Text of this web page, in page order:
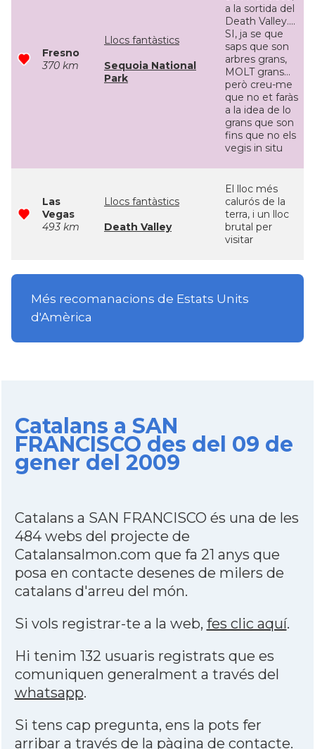
Fresno
370 km
Llocs fantàstics
Sequoia National
Park
a la sortida del
Death Valley....
SI, ja se que
saps que son
arbres grans,
MOLT grans...
però creu-me
que no et faràs
a la idea de lo
grans que son
fins que no els
vegis in situ
Las
Vegas
493 km
Llocs fantàstics
Death Valley
El lloc més
calurós de la
terra, i un lloc
brutal per
visitar
Més recomanacions de Estats Units
d'Amèrica
Catalans a SAN
FRANCISCO des del 09 de
gener del 2009
Catalans a SAN FRANCISCO és una de les
484 webs del projecte de
Catalansalmon.com que fa 21 anys que
posa en contacte desenes de milers de
catalans d'arreu del món.
Si vols registrar-te a la web, fes clic aquí.
Hi tenim 132 usuaris registrats que es
comuniquen generalment a través del
whatsapp.
Si tens cap pregunta, ens la pots fer
arribar a través de la pàgina de contacte.